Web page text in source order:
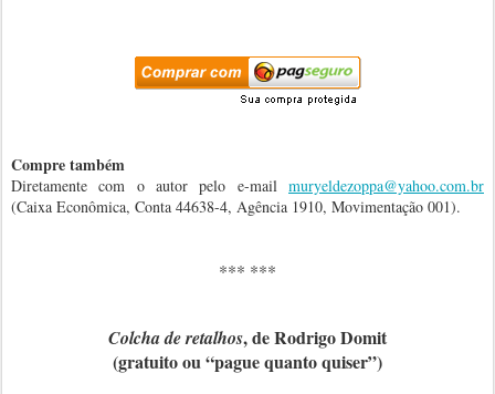
Compre também
Diretamente com o autor pelo e-mail muryeldezoppa@yahoo.com.br
(Caixa Econômica, Conta 44638-4, Agência 1910, Movimentação 001).
*** ***
Colcha de retalhos, de Rodrigo Domit
(gratuito ou “pague quanto quiser”)